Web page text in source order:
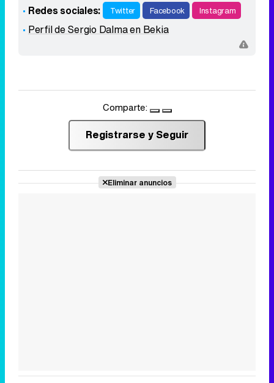
Redes sociales:
Twitter Facebook Instagram
Perfil de Sergio Dalma en Bekia
Comparte:
Registrarse y Seguir
Eliminar anuncios